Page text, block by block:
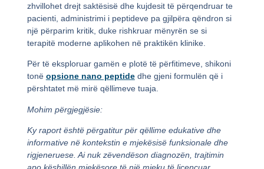
zhvillohet drejt saktësisë dhe kujdesit të përqendruar te
pacienti, administrimi i peptideve pa gjilpëra qëndron si
një përparim kritik, duke rishkruar mënyrën se si
terapitë moderne aplikohen në praktikën klinike.
Për të eksploruar gamën e plotë të përfitimeve, shikoni
tonë opsione nano peptidedhe gjeni formulën që i
përshtatet më mirë qëllimeve tuaja.
Mohim përgjegjësie:
Ky raport është përgatitur për qëllime edukative dhe
informative në kontekstin e mjekësisë funksionale dhe
rigjeneruese. Ai nuk zëvendëson diagnozën, trajtimin